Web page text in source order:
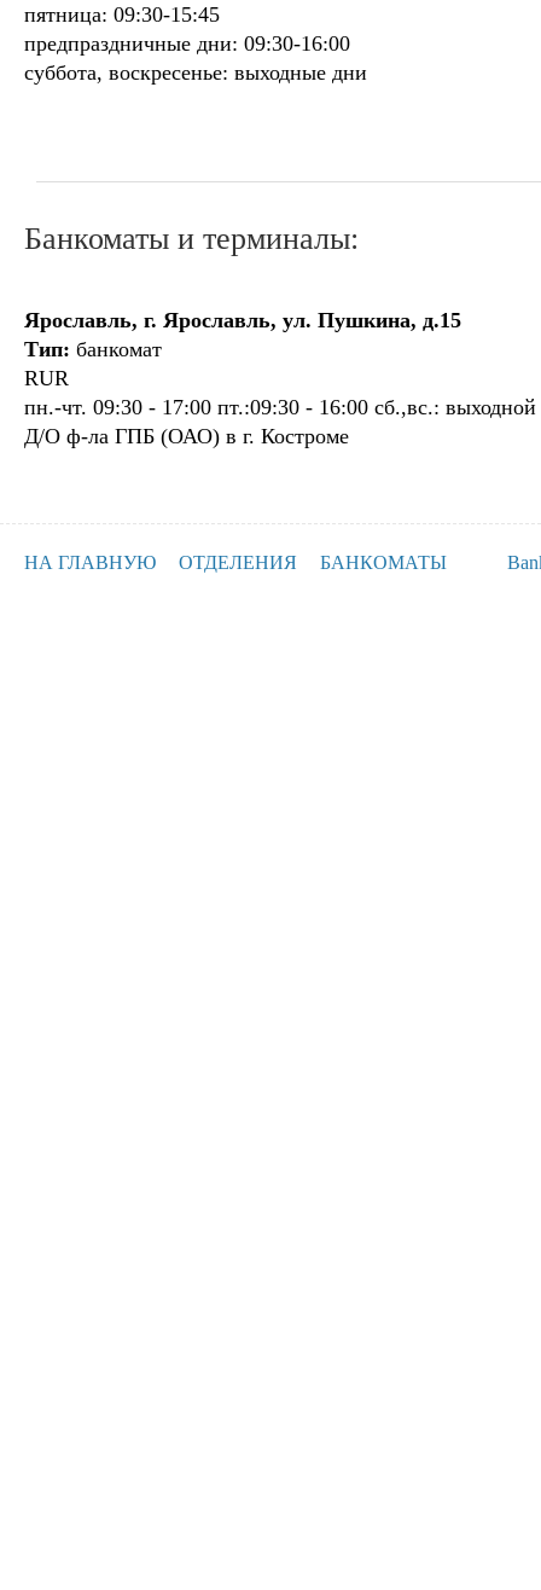
пятница: 09:30-15:45
предпраздничные дни: 09:30-16:00
суббота, воскресенье: выходные дни
Банкоматы и терминалы:
Ярославль, г. Ярославль, ул. Пушкина, д.15
Тип: банкомат
RUR
пн.-чт. 09:30 - 17:00 пт.:09:30 - 16:00 сб.,вс.: выходной
Д/О ф-ла ГПБ (ОАО) в г. Костроме
НА ГЛАВНУЮ ОТДЕЛЕНИЯ БАНКОМАТЫ